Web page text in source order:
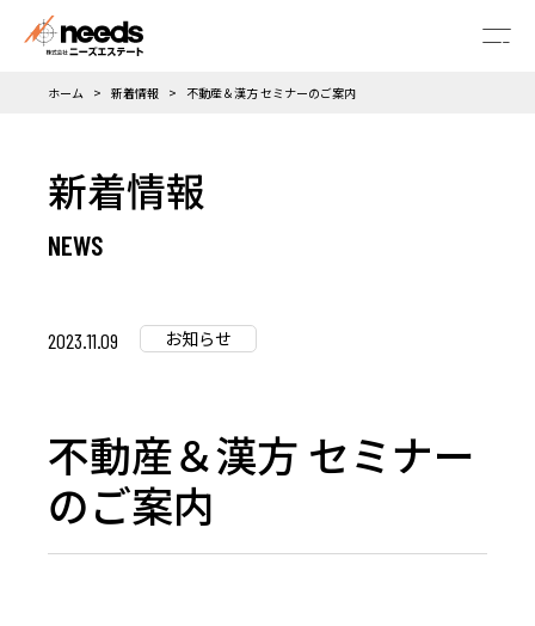
メニ
ホーム 新着情報 不動産＆漢方 セミナーのご案内
新着情報
2023.11.09 お知らせ
不動産＆漢方 セミナー
のご案内